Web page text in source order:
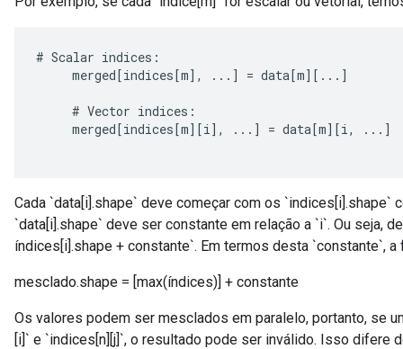
# Scalar indices :
merged[indices[m] , ... ] = data[m][ ... ]
# Vector indices :
merged[indices[m][i] , ... ] = data[m][i, ... ]
Cada `data[i].shape` deve começar com os `indices[i].shape`
`data[i].shape` deve ser constante em relação a `i`. Ou seja,
índices[i].shape + constante`. Em termos desta `constante`,
mesclado.shape = [max(índices)] + constante
Os valores podem ser mesclados em paralelo, portanto, se
[i]` e `indices[n][j]`, o resultado pode ser inválido. Isso difere